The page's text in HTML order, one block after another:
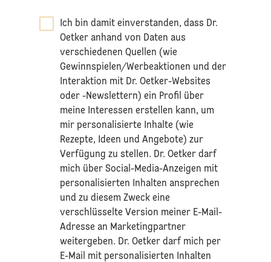
Ich bin damit einverstanden, dass Dr.
Oetker anhand von Daten aus
verschiedenen Quellen (wie
Gewinnspielen/Werbeaktionen und der
Interaktion mit Dr. Oetker-Websites
oder -Newslettern) ein Profil über
meine Interessen erstellen kann, um
mir personalisierte Inhalte (wie
Rezepte, Ideen und Angebote) zur
Verfügung zu stellen. Dr. Oetker darf
mich über Social-Media-Anzeigen mit
personalisierten Inhalten ansprechen
und zu diesem Zweck eine
verschlüsselte Version meiner E-Mail-
Adresse an Marketingpartner
weitergeben. Dr. Oetker darf mich per
E-Mail mit personalisierten Inhalten